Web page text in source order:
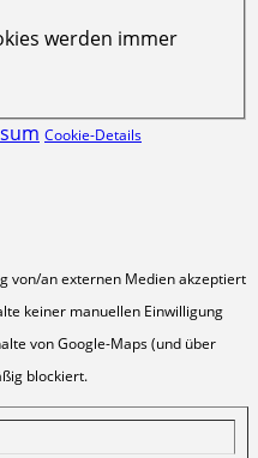
werden immer
Cookie-Details
von/an externen Medien akzeptiert
keiner manuellen Einwilligung
von Google-Maps (und über
blockiert.